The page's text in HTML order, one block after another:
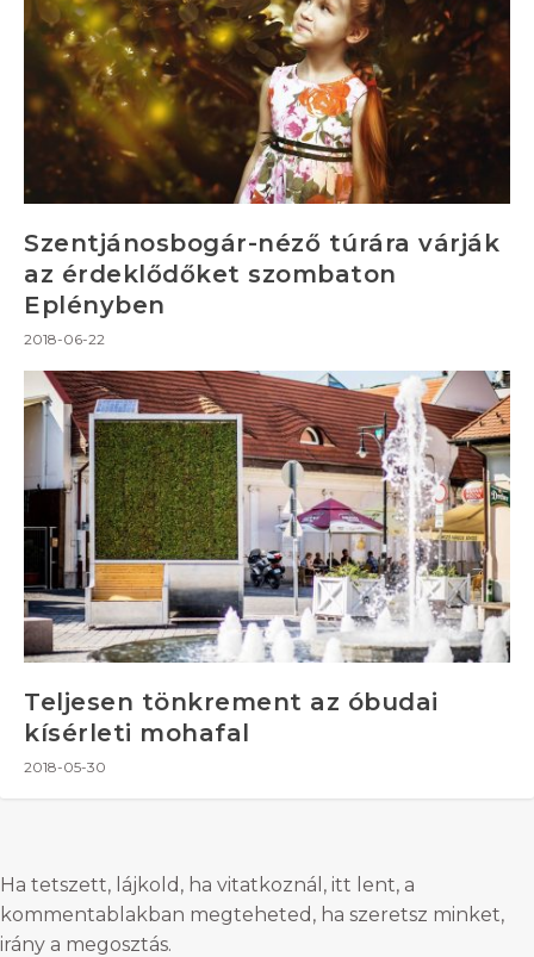
Szentjánosbogár-néző túrára várják
az érdeklődőket szombaton
Eplényben
2018-06-22
Teljesen tönkrement az óbudai
kísérleti mohafal
2018-05-30
Ha tetszett, lájkold, ha vitatkoznál, itt lent, a
kommentablakban megteheted, ha szeretsz minket,
irány a megosztás.